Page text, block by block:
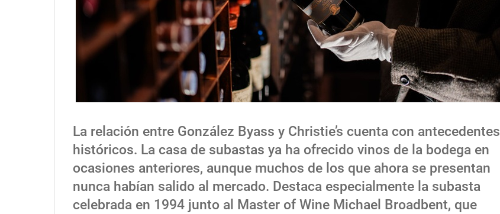
La relación entre González Byass y Christie’s cuenta con antecedentes
históricos. La casa de subastas ya ha ofrecido vinos de la bodega en
ocasiones anteriores, aunque muchos de los que ahora se presentan
nunca habían salido al mercado. Destaca especialmente la subasta
celebrada en 1994 junto al Master of Wine Michael Broadbent, que